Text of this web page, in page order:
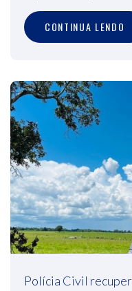
CONTINUA LENDO
Polícia Civil